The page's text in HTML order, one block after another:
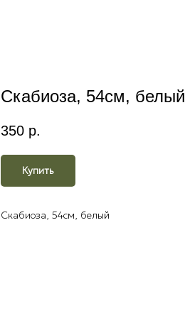
Скабиоза, 54см, белый
350 р.
Купить
Скабиоза, 54см, белый